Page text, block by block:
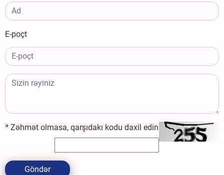
E-poçt
* Zəhmət olmasa, qarşıdakı kodu daxil edin
Göndər